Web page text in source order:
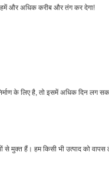
हमें और अधिक करीब और तंग कर देगा!
के लिए है, तो इसमें अधिक दिन लग
हैं। हम किसी भी उत्पाद को वापस ले